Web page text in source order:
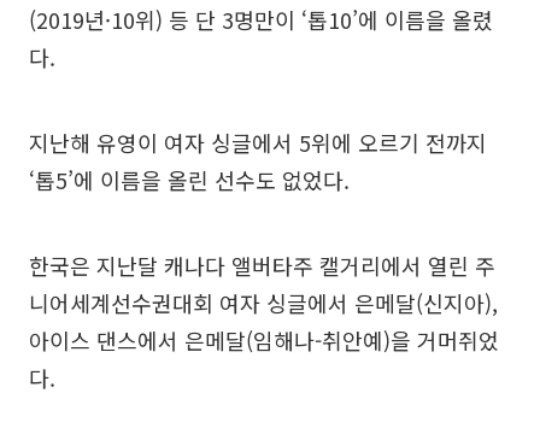
(2019년·10위) 등 단 3명만이 ‘톱10’에 이름을 올렸
다.
지난해 유영이 여자 싱글에서 5위에 오르기 전까지
‘톱5’에 이름을 올린 선수도 없었다.
한국은 지난달 캐나다 앨버타주 캘거리에서 열린 주
니어세계선수권대회 여자 싱글에서 은메달(신지아),
아이스 댄스에서 은메달(임해나-취안예)을 거머쥐었
다.